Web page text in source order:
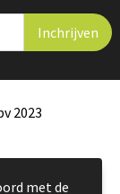
2023
met de